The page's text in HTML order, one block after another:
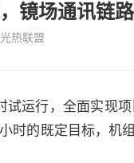
镜场通讯链
热联盟
运行，全面实现
时的既定目标，机